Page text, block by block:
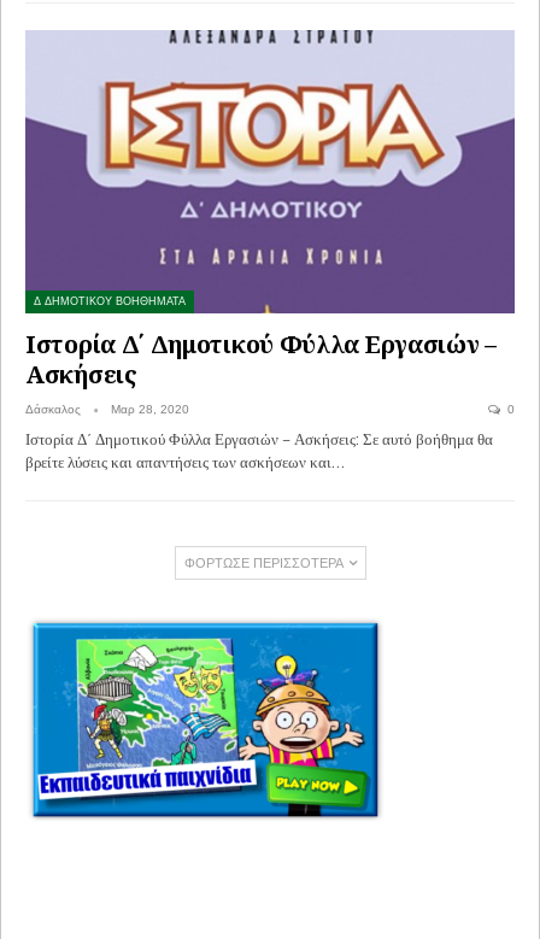
Δ ΔΗΜΟΤΙΚΟΥ ΒΟΗΘΗΜΑΤΑ
Ιστορία Δ΄ Δημοτικού Φύλλα Εργασιών –
Ασκήσεις
Δάσκαλος Μαρ 28, 2020 0
Ιστορία Δ΄ Δημοτικού Φύλλα Εργασιών – Ασκήσεις: Σε αυτό βοήθημα θα
βρείτε λύσεις και απαντήσεις των ασκήσεων και…
ΦΌΡΤΩΣΕ ΠΕΡΙΣΣΌΤΕΡΑ